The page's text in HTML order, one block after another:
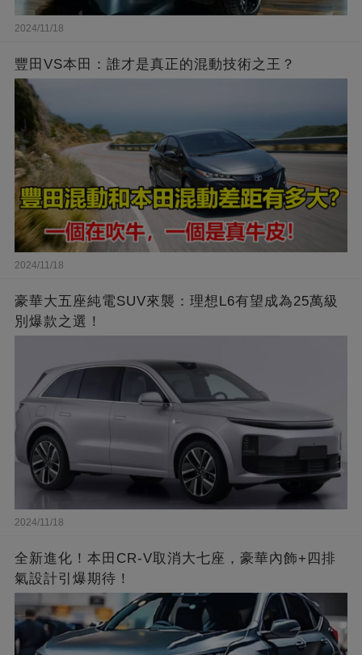
2024/11/18
豐田VS本田：誰才是真正的混動技術之王？
2024/11/18
豪華大五座純電SUV來襲：理想L6有望成為25萬級
別爆款之選！
2024/11/18
全新進化！本田CR-V取消大七座，豪華內飾+四排
氣設計引爆期待！